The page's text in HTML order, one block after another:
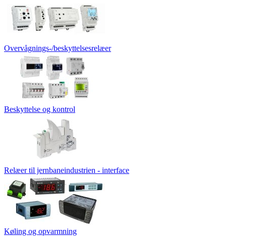
Overvågnings-/beskyttelsesrelæer
Beskyttelse og kontrol
Relæer til jernbaneindustrien - interface
Køling og opvarmning